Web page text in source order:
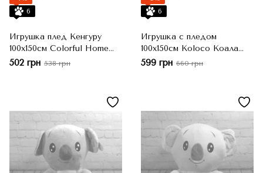
6
Игрушка плед Кенгуру
100x150см Colorful Home
серый
502 грн 538 грн
6
Игрушка с пледом
100x150см Koloco Коала
бежевая
599 грн 660 грн